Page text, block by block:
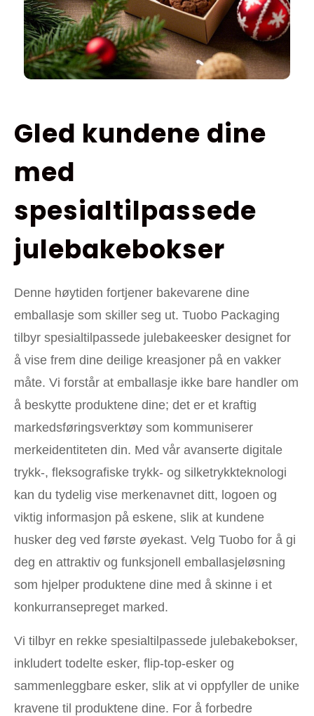
Gled kundene dine
med
spesialtilpassede
julebakebokser
Denne høytiden fortjener bakevarene dine
emballasje som skiller seg ut. Tuobo Packaging
tilbyr spesialtilpassede julebakeesker designet for
å vise frem dine deilige kreasjoner på en vakker
måte. Vi forstår at emballasje ikke bare handler om
å beskytte produktene dine; det er et kraftig
markedsføringsverktøy som kommuniserer
merkeidentiteten din. Med vår avanserte digitale
trykk-, fleksografiske trykk- og silketrykkteknologi
kan du tydelig vise merkenavnet ditt, logoen og
viktig informasjon på eskene, slik at kundene
husker deg ved første øyekast. Velg Tuobo for å gi
deg en attraktiv og funksjonell emballasjeløsning
som hjelper produktene dine med å skinne i et
konkurransepreget marked.
Vi tilbyr en rekke spesialtilpassede julebakebokser,
inkludert todelte esker, flip-top-esker og
sammenleggbare esker, slik at vi oppfyller de unike
kravene til produktene dine. For å forbedre